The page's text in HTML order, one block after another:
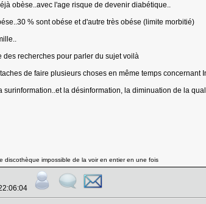
obèse..avec l'age risque de devenir diabétique..
% sont obése et d'autre très obése (limite morbitié)
des recherches pour parler du sujet voilà
de faire plusieurs choses en même temps concernant
surinformation..et la désinformation, la diminuation de la
discothèque impossible de la voir en entier en une fois